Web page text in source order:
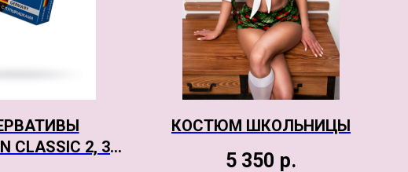
CLASSIC 2, 3
КОСТЮМ ШКОЛЬНИЦЫ
5 350 р.